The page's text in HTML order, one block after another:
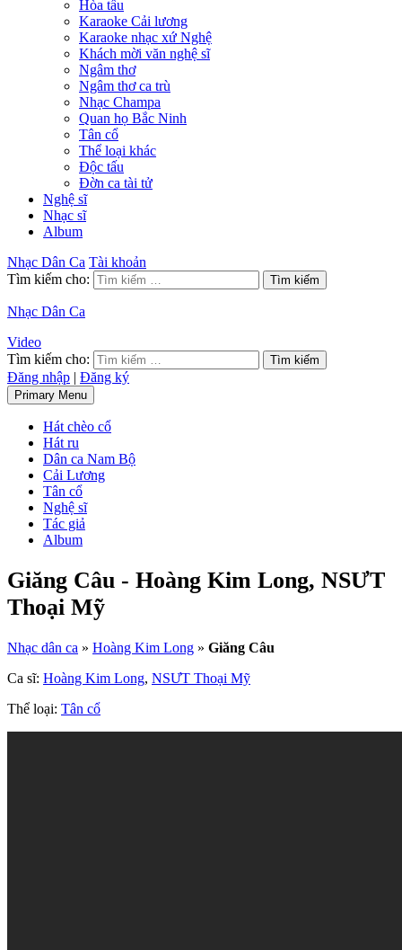
Hòa tấu
Karaoke Cải lương
Karaoke nhạc xứ Nghệ
Khách mời văn nghệ sĩ
Ngâm thơ
Ngâm thơ ca trù
Nhạc Champa
Quan họ Bắc Ninh
Tân cổ
Thể loại khác
Độc tấu
Đờn ca tài tử
Nghệ sĩ
Nhạc sĩ
Album
Nhạc Dân Ca Tài khoản
Tìm kiếm cho:
Nhạc Dân Ca
Video
Tìm kiếm cho:
Đăng nhập | Đăng ký
Primary Menu
Hát chèo cổ
Hát ru
Dân ca Nam Bộ
Cải Lương
Tân cổ
Nghệ sĩ
Tác giả
Album
Giăng Câu - Hoàng Kim Long, NSƯT
Thoại Mỹ
Nhạc dân ca » Hoàng Kim Long » Giăng Câu
Ca sĩ: Hoàng Kim Long, NSƯT Thoại Mỹ
Thể loại: Tân cổ